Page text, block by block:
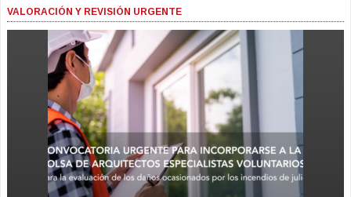
VALORACIÓN Y REVISIÓN URGENTE